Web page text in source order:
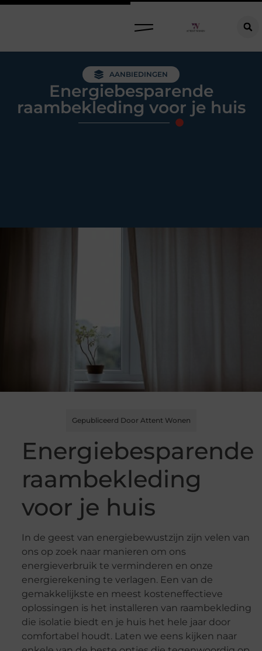
AANBIEDINGEN
Energiebesparende
raambekleding voor je huis
Gepubliceerd Door Attent Wonen
Energiebesparende
raambekleding
voor je huis
In de geest van energiebewustzijn zijn velen van
ons op zoek naar manieren om ons
energieverbruik te verminderen en onze
energierekening te verlagen. Een van de
gemakkelijkste en meest kosteneffectieve
oplossingen is het installeren van raambekleding
die isolatie biedt en je huis het hele jaar door
comfortabel houdt. Laten we eens kijken naar